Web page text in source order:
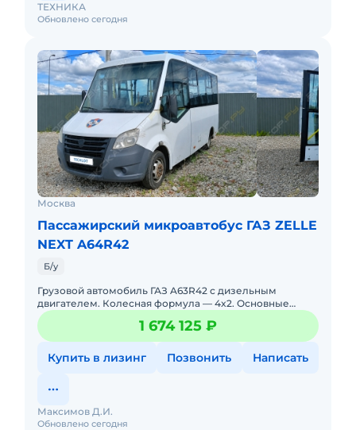
Обновлено сегодня
ТЕХНИКА
Москва
Пассажирский микроавтобус ГАЗ ZELLE
NEXT A64R42
Б/у
Грузовой автомобиль ГАЗ A63R42 с дизельным
двигателем. Колесная формула — 4x2. Основные
характеристики:Тип техники: грузовой
автомобильМарка: ГАЗМодель:
1 674 125 ₽
Купить в лизинг Позвонить Написать
Обновлено сегодня
Максимов Д.И.